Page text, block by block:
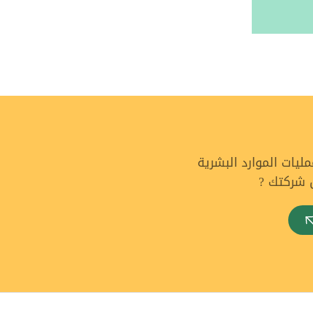
الموارد البشرية
شركتك ?